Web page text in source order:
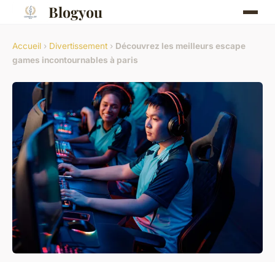
Blogyou
Accueil › Divertissement › Découvrez les meilleurs escape
games incontournables à paris